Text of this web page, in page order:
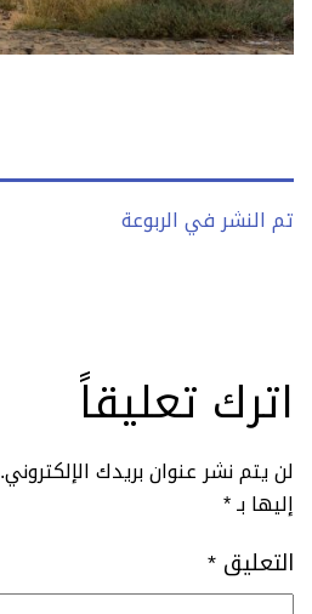
تم النشر في الربوعة
اترك تعليقاً
لن يتم نشر عنوان بريدك الإلكتروني.
إليها بـ*
التعليق *